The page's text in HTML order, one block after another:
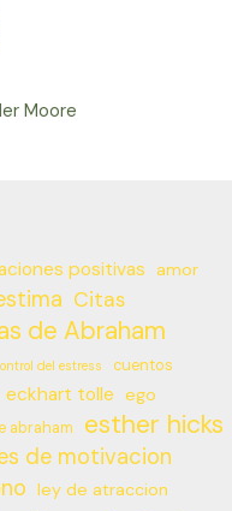
Moore
positivas
amor
Citas
de Abraham
del estress cuentos
eckhart tolle ego
abraham esther hicks
de motivacion
ley de atraccion